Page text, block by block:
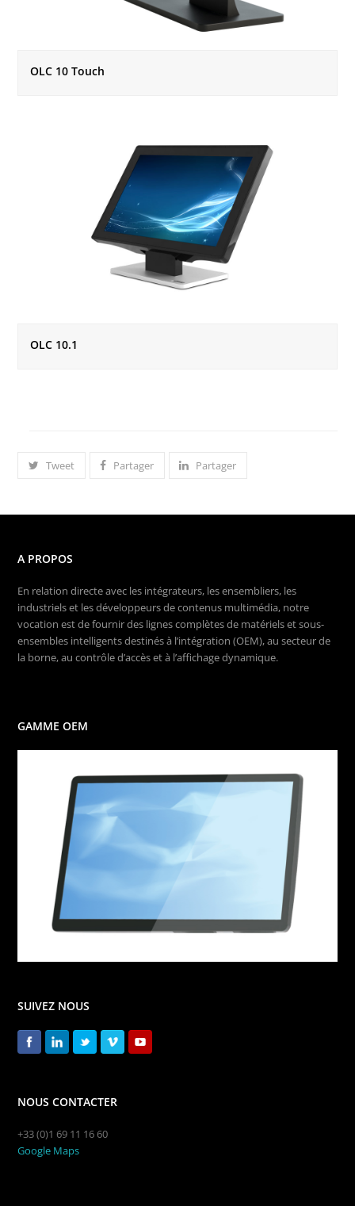
OLC 10 Touch
OLC 10.1
Tweet Partager Partager
A PROPOS
En relation directe avec les intégrateurs, les ensembliers, les
industriels et les développeurs de contenus multimédia, notre
vocation est de fournir des lignes complètes de matériels et sous-
ensembles intelligents destinés à l’intégration (OEM), au secteur de
la borne, au contrôle d’accès et à l’affichage dynamique.
GAMME OEM
SUIVEZ NOUS
NOUS CONTACTER
+33 (0)1 69 11 16 60
Google Maps